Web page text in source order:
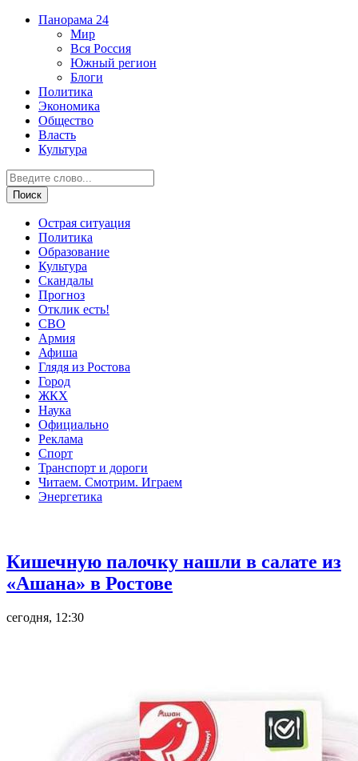
Панорама 24
Мир
Вся Россия
Южный регион
Блоги
Политика
Экономика
Общество
Власть
Культура
Острая ситуация
Политика
Образование
Культура
Скандалы
Прогноз
Отклик есть!
СВО
Армия
Афиша
Глядя из Ростова
Город
ЖКХ
Наука
Официально
Реклама
Спорт
Транспорт и дороги
Читаем. Смотрим. Играем
Энергетика
Кишечную палочку нашли в салате из
«Ашана» в Ростове
сегодня, 12:30